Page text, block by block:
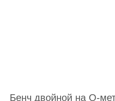
Бенч двойной на О-